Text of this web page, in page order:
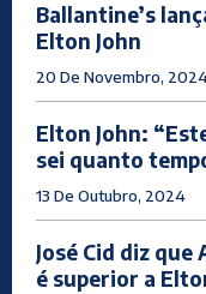
Ballantine’s
Elton John
20 De Novembro,
Elton John:
sei quanto
13 De Outubro, 2024
José Cid diz
é superior a